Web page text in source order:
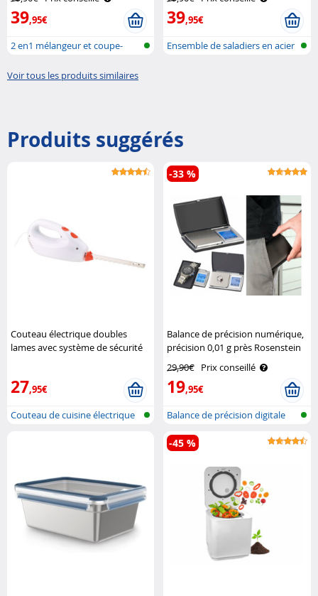
39,95€
2 en1 mélangeur et coupe-
39,95€
Ensemble de saladiers en acier
Voir tous les produits similaires
Produits suggérés
Couteau électrique doubles
lames avec système de sécurité
27,95€
Couteau de cuisine électrique
Balance de précision numérique,
précision 0,01 g près Rosenstein
29,90€ Prix conseillé
19,95€
-33 %
Balance de précision digitale
-45 %